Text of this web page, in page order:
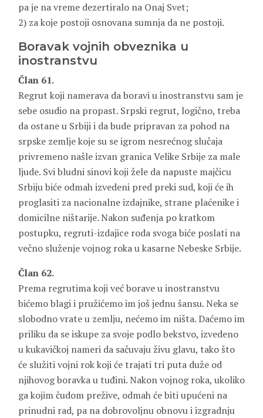
pa je na vreme dezertiralo na Onaj Svet;
2) za koje postoji osnovana sumnja da ne postoji.
Boravak vojnih obveznika u
inostranstvu
Član 61.
Regrut koji namerava da boravi u inostranstvu sam je
sebe osudio na propast. Srpski regrut, logično, treba
da ostane u Srbiji i da bude pripravan za pohod na
srpske zemlje koje su se igrom nesrećnog slučaja
privremeno našle izvan granica Velike Srbije za male
ljude. Svi bludni sinovi koji žele da napuste majčicu
Srbiju biće odmah izvedeni pred preki sud, koji će ih
proglasiti za nacionalne izdajnike, strane plaćenike i
domicilne ništarije. Nakon suđenja po kratkom
postupku, regruti-izdajice roda svoga biće poslati na
večno služenje vojnog roka u kasarne Nebeske Srbije.
Član 62.
Prema regrutima koji već borave u inostranstvu
bićemo blagi i pružićemo im još jednu šansu. Neka se
slobodno vrate u zemlju, nećemo im ništa. Daćemo im
priliku da se iskupe za svoje podlo bekstvo, izvedeno
u kukavičkoj nameri da sačuvaju živu glavu, tako što
će služiti vojni rok koji će trajati tri puta duže od
njihovog boravka u tuđini. Nakon vojnog roka, ukoliko
ga kojim čudom prežive, odmah će biti upućeni na
prinudni rad, pa na dobrovoljnu obnovu i izgradnju